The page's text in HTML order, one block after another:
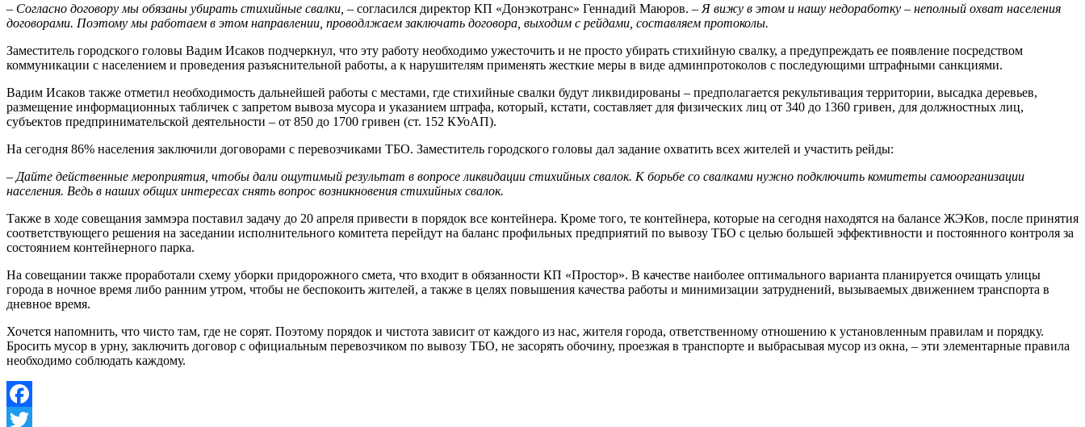
– Согласно договору мы обязаны убирать стихийные свалки, – согласился директор КП «Донэкотранс» Геннадий Маюров. – Я вижу в этом и нашу недоработку – неполный охват населения
договорами. Поэтому мы работаем в этом направлении, проводлжаем заключать договора, выходим с рейдами, составляем протоколы.
Заместитель городского головы Вадим Исаков подчеркнул, что эту работу необходимо ужесточить и не просто убирать стихийную свалку, а предупреждать ее появление посредством
коммуникации с населением и проведения разъяснительной работы, а к нарушителям применять жесткие меры в виде админпротоколов с последующими штрафными санкциями.
Вадим Исаков также отметил необходимость дальнейшей работы с местами, где стихийные свалки будут ликвидированы – предполагается рекультивация территории, высадка деревьев,
размещение информационных табличек с запретом вывоза мусора и указанием штрафа, который, кстати, составляет для физических лиц от 340 до 1360 гривен, для должностных лиц,
субъектов предпринимательской деятельности – от 850 до 1700 гривен (ст. 152 КУоАП).
На сегодня 86% населения заключили договорами с перевозчиками ТБО. Заместитель городского головы дал задание охватить всех жителей и участить рейды:
– Дайте действенные мероприятия, чтобы дали ощутимый результат в вопросе ликвидации стихийных свалок. К борьбе со свалками нужно подключить комитеты самоорганизации
населения. Ведь в наших общих интересах снять вопрос возникновения стихийных свалок.
Также в ходе совещания заммэра поставил задачу до 20 апреля привести в порядок все контейнера. Кроме того, те контейнера, которые на сегодня находятся на балансе ЖЭКов, после принятия
соответствующего решения на заседании исполнительного комитета перейдут на баланс профильных предприятий по вывозу ТБО с целью большей эффективности и постоянного контроля за
состоянием контейнерного парка.
На совещании также проработали схему уборки придорожного смета, что входит в обязанности КП «Простор». В качестве наиболее оптимального варианта планируется очищать улицы
города в ночное время либо ранним утром, чтобы не беспокоить жителей, а также в целях повышения качества работы и минимизации затруднений, вызываемых движением транспорта в
дневное время.
Хочется напомнить, что чисто там, где не сорят. Поэтому порядок и чистота зависит от каждого из нас, жителя города, ответственному отношению к установленным правилам и порядку.
Бросить мусор в урну, заключить договор с официальным перевозчиком по вывозу ТБО, не засорять обочину, проезжая в транспорте и выбрасывая мусор из окна, – эти элементарные правила
необходимо соблюдать каждому.
Facebook